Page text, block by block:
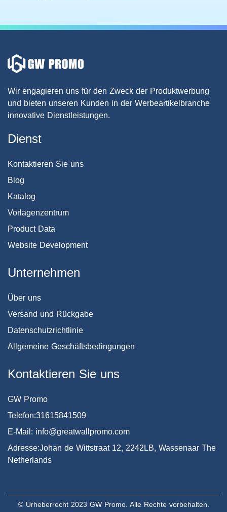
Wir engagieren uns für den Zweck der Produktwerbung
und bieten unseren Kunden in der Werbeartikelbranche
innovative Dienstleistungen.
Dienst
Kontaktieren Sie uns
Blog
Katalog
Vorlagenzentrum
Product Data
Website Development
Unternehmen
Über uns
Versand und Rückgabe
Datenschutzrichtlinie
Allgemeine Geschäftsbedingungen
Kontaktieren Sie uns
GW Promo
Telefon:31615841509
E-Mail: info@greatwallpromo.com
Adresse:Johan de Wittstraat 12, 2242LB, Wassenaar The
Netherlands
© Urheberrecht 2023 GW Promo. Alle Rechte vorbehalten.